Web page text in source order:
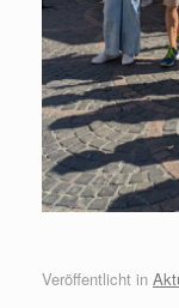
Veröffentlicht in